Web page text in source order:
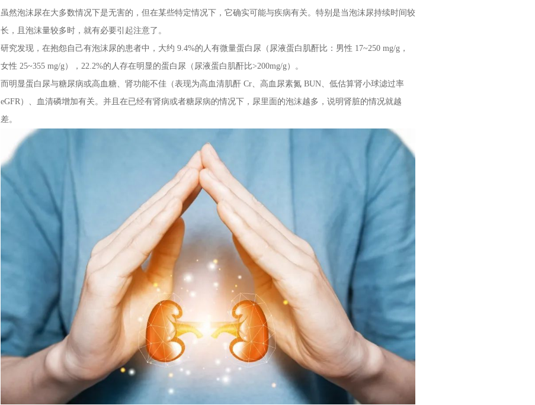
虽然泡沫尿在大多数情况下是无害的，但在某些特定情况下，它确实可能与疾病有关。特别是当泡沫尿持续时间较
长，且泡沫量较多时，就有必要引起注意了。
研究发现，在抱怨自己有泡沫尿的患者中，大约 9.4%的人有微量蛋白尿（尿液蛋白肌酐比：男性 17~250 mg/g，
女性 25~355 mg/g），22.2%的人存在明显的蛋白尿（尿液蛋白肌酐比>200mg/g）。
而明显蛋白尿与糖尿病或高血糖、肾功能不佳（表现为高血清肌酐 Cr、高血尿素氮 BUN、低估算肾小球滤过率
eGFR）、血清磷增加有关。并且在已经有肾病或者糖尿病的情况下，尿里面的泡沫越多，说明肾脏的情况就越
差。